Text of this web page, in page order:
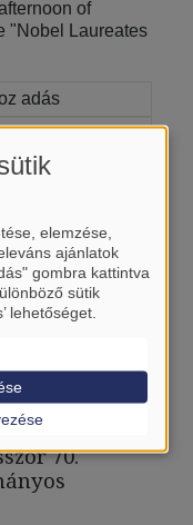
of
"Nobel Laureates
adás
itt érhető el.
a MOL-Új
70.
elemzése,
ajánlatok
gombra kattintva
sütik
lehetőséget.